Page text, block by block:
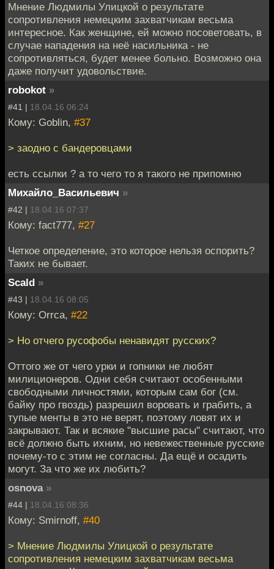
Мнение Людмилы Улицкой о результате
сопротивления немецким захватчикам весьма
интересное. Как женщине, ей можно посоветовать, в
случае нападения на неё насильника - не
сопротивляться, будет менее больно. Возможно она
даже получит удовольствие.
robokot »
#41 | 18.04.16 06:24
Кому: Goblin, #37
> заодно с бандеровцами
есть ссылки ? а то чего то я такого не припомню
Михайло_Васильевич »
#42 | 18.04.16 07:37
Кому: fact777, #27
Четкое определение, это которое нельзя оспорить?
Таких не бывает.
Scald »
#43 | 18.04.16 08:05
Кому: Orrca, #22
> Но отчего русофобы ненавидят русских?
Оттого же от чего урки и гопники не любят
милиционеров. Одни себя считают особенными
свободными личностями, которым сам бог (см.
байку про гвоздь) разрешил воровать и грабить, а
тупые менты в это не верят, поэтому ловят их и
закрывают. Так и всякие "высшие расы" считают, что
всё должно быть ихним, но невежественные русские
почему-то с этим не согласны. Да ещё и осадить
могут. За что же их любить?
osnova »
#44 | 18.04.16 08:36
Кому: Smirnoff, #40
> Мнение Людмилы Улицкой о результате
сопротивления немецким захватчикам весьма